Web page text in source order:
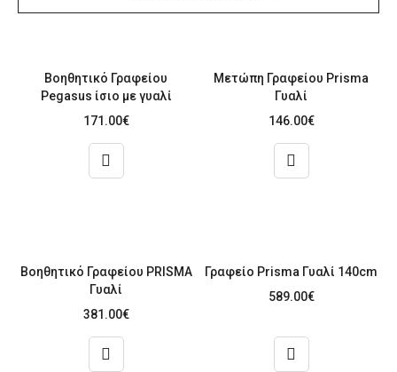
Βοηθητικό Γραφείου
Pegasus ίσιο με γυαλί
171.00€
Μετώπη Γραφείου Prisma
Γυαλί
146.00€
Βοηθητικό Γραφείου PRISMA
Γυαλί
381.00€
Γραφείο Prisma Γυαλί 140cm
589.00€